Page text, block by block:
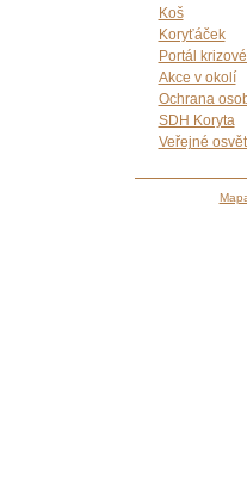
Koš
Koryťáček
Portál
Akce v okolí
Ochrana
SDH Koryta
Veřejné